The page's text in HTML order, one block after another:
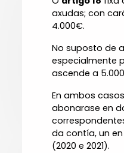
axudas; con
4.000€.
No suposto de
especialmente
ascende a
En ambos
abonarase en
da contía, un
(2020 e 2021).